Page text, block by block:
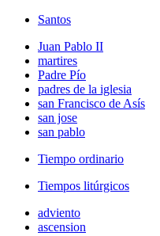
Santos
Juan Pablo II
martires
Padre Pío
padres de la iglesia
san Francisco de Asís
san jose
san pablo
Tiempo ordinario
Tiempos litúrgicos
adviento
ascension